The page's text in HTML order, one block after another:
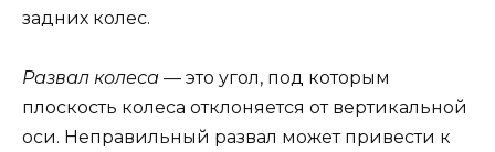
задних колес.
Развал колеса — это угол, под которым
плоскость колеса отклоняется от вертикальной
оси. Неправильный развал может привести к